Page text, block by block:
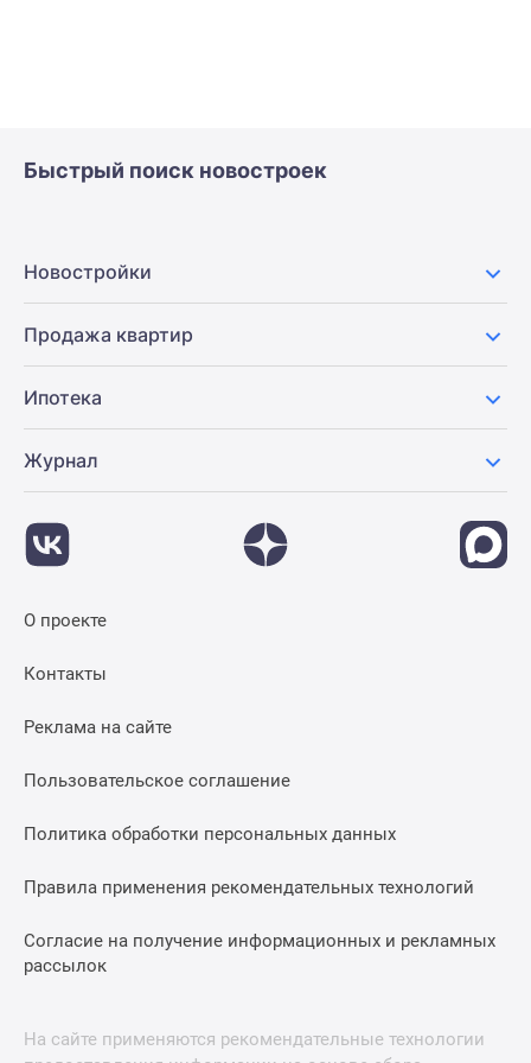
Быстрый поиск новостроек
Новостройки
Продажа квартир
Ипотека
Журнал
О проекте
Контакты
Реклама на сайте
Пользовательское соглашение
Политика обработки персональных данных
Правила применения рекомендательных технологий
Согласие на получение информационных и рекламных
рассылок
На сайте применяются рекомендательные технологии